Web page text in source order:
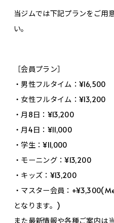
当ジムでは下記プランをご用
い。
［会員プラン］
・男性フルタイム：¥16,500
・女性フルタイム：¥13,200
・月8日：¥13,200
・月4日：¥11,000
・学生：¥11,000
・モーニング：¥13,200
・キッズ：¥13,200
・マスター会員：
となります。)
また最新情報や各種ご案内は